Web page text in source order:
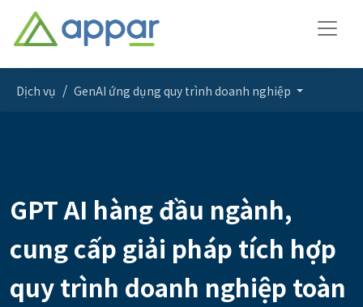
Dịch vụ GenAI ứng dụng quy trình doanh nghiệp
GPT AI hàng đầu ngành,
cung cấp giải pháp tích hợp
quy trình doanh nghiệp toàn